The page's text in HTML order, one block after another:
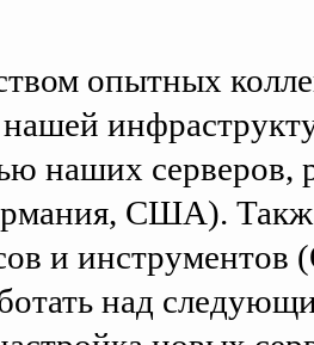
опытных
наших серверов,
США).
и инструментов
над